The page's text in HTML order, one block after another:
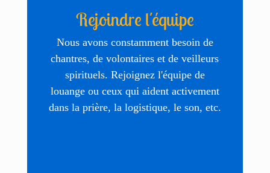
Rejoindre l'équipe
Nous avons constamment besoin de
chantres, de volontaires et de veilleurs
spirituels. Rejoignez l'équipe de
louange ou ceux qui aident activement
dans la prière, la logistique, le son, etc.